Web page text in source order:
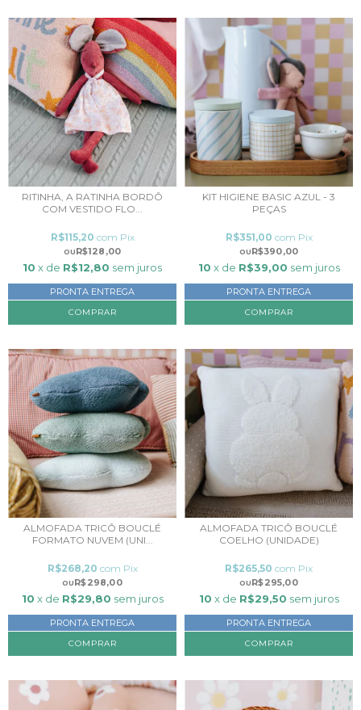
RITINHA, A RATINHA BORDÔ
COM VESTIDO FLO...
R$128,00
R$115,20 com Pix
10 x de R$12,80 sem juros
PRONTA ENTREGA
KIT HIGIENE BASIC AZUL - 3
PEÇAS
R$390,00
R$351,00 com Pix
10 x de R$39,00 sem juros
PRONTA ENTREGA
ALMOFADA TRICÔ BOUCLÉ
FORMATO NUVEM (UNI...
R$298,00
R$268,20 com Pix
10 x de R$29,80 sem juros
PRONTA ENTREGA
COMPRAR
ALMOFADA TRICÔ BOUCLÉ
COELHO (UNIDADE)
R$295,00
R$265,50 com Pix
10 x de R$29,50 sem juros
PRONTA ENTREGA
COMPRAR